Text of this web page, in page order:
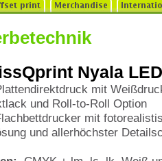
Nyala LED
mit
und Roll-to-Roll Option
mit
und allerhöchster